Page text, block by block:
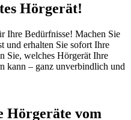
Hörgerät!
Ihre Bedürfnisse! Machen Sie
und erhalten Sie sofort Ihre
Sie, welches Hörgerät Ihre
kann – ganz unverbindlich und
Hörgeräte vom